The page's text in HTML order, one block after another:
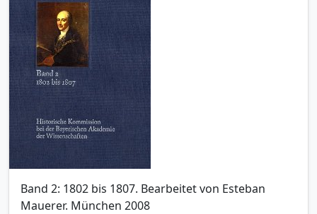
Band 2: 1802 bis 1807. Bearbeitet von Esteban
Mauerer. München 2008